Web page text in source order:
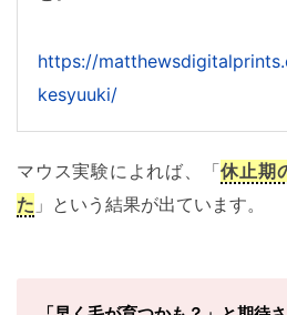
https://
kesyuuki/
マウス実験によれば、「休止期
た 」という結果が出ています。